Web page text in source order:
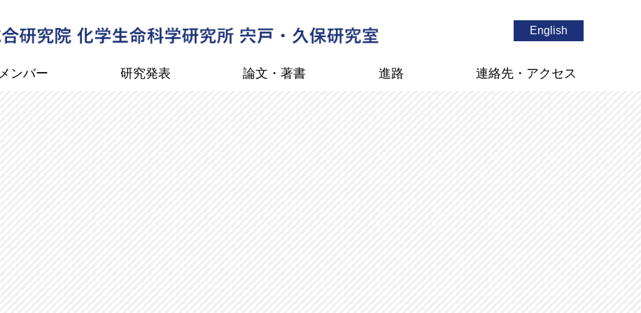
English
メンバー 研究発表 論文・著書 進路 連絡先・アクセス